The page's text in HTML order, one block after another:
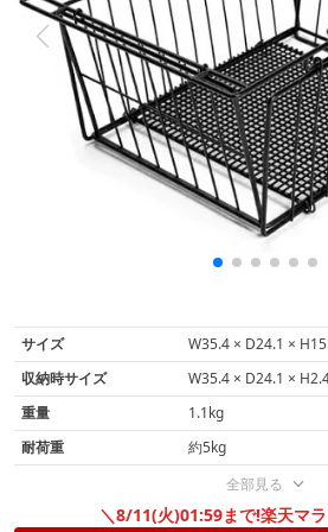
サイズ
W35.4 × D24.1 ×
収納時サイズ
W35.4 × D24.1 ×
重量
1.1kg
耐荷重
約5kg
全部見る
＼8/11(火)01:59まで!楽天マ